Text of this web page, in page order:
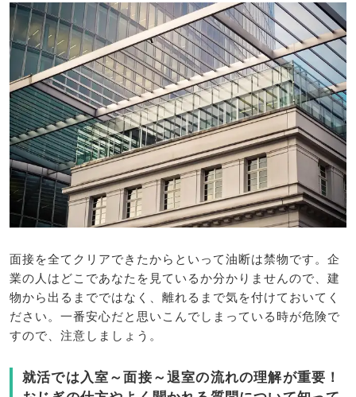
面接を全てクリアできたからといって油断は禁物です。企
業の人はどこであなたを見ているか分かりませんので、建
物から出るまでではなく、離れるまで気を付けておいてく
ださい。一番安心だと思いこんでしまっている時が危険で
すので、注意しましょう。
就活では入室～面接～退室の流れの理解が重要！